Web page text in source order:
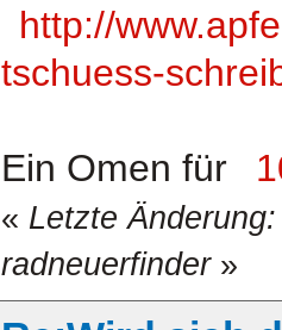
http://
tschuess-
Ein Omen für
« Letzte
radneuerfinder»